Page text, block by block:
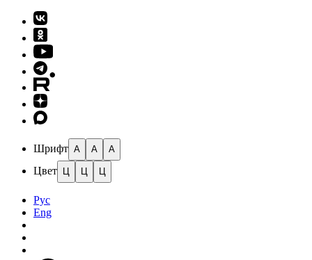
Шрифт A A A
Цвет Ц Ц Ц
Рус
Eng